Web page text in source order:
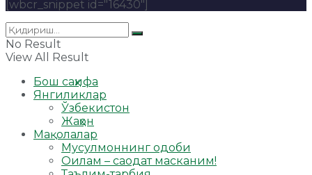
[wbcr_snippet id="16430"]
No Result
View All Result
Бош саҳифа
Янгиликлар
Ўзбекистон
Жаҳон
Мақолалар
Мусулмоннинг одоби
Оилам – саодат масканим!